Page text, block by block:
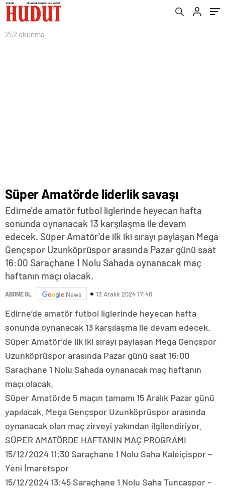
252 okunma
Süper Amatörde liderlik savaşı
Edirne'de amatör futbol liglerinde heyecan hafta
sonunda oynanacak 13 karşılaşma ile devam
edecek. Süper Amatör'de ilk iki sırayı paylaşan Mega
Gençspor Uzunköprüspor arasında Pazar günü saat
16:00 Saraçhane 1 Nolu Sahada oynanacak maç
haftanın maçı olacak.
ABONE OL News 13 Aralık 2024 17:40
Edirne’de amatör futbol liglerinde heyecan hafta
sonunda oynanacak 13 karşılaşma ile devam edecek.
Süper Amatör’de ilk iki sırayı paylaşan Mega Gençspor
Uzunköprüspor arasında Pazar günü saat 16:00
Saraçhane 1 Nolu Sahada oynanacak maç haftanın
maçı olacak.
Süper Amatörde 5 maçın tamamı 15 Aralık Pazar günü
yapılacak. Mega Gençspor Uzunköprüspor arasında
oynanacak olan maç zirveyi yakından ilgilendiriyor.
SÜPER AMATÖRDE HAFTANIN MAÇ PROGRAMI
15/12/2024 11:30 Saraçhane 1 Nolu Saha Kaleiçispor –
Yeni İmaretspor
15/12/2024 13:45 Saraçhane 1 Nolu Saha Tuncaspor –